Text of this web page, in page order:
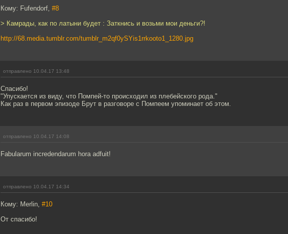
Кому: Fufendorf, #8
> Камрады, как по латыни будет : Заткнись и возьми мои деньги?!
http://68.media.tumblr.com/tumblr_m2qf0ySYis1rrkooto1_1280.jpg
отправлено 10.04.17 13:48
Спасибо!
"Упускается из виду, что Помпей-то происходил из плебейского рода."
Как раз в первом эпизоде Брут в разговоре с Помпеем упоминает об этом.
отправлено 10.04.17 14:08
Fabularum incredendarum hora adfuit!
отправлено 10.04.17 14:34
Кому: Merlin, #10
От спасибо!